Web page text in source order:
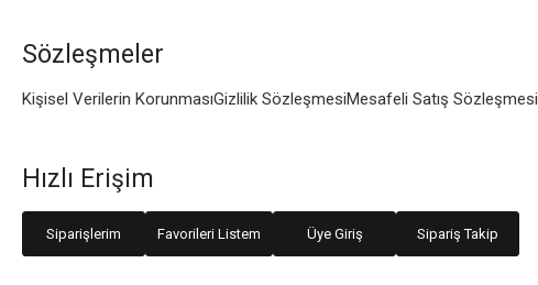
Sözleşmeler
Kişisel Verilerin KorunmasıGizlilik SözleşmesiMesafeli Satış Sözleşmesi
Hızlı Erişim
Siparişlerim Favorileri Listem Üye Giriş Sipariş Takip